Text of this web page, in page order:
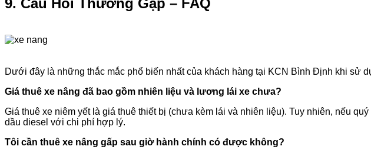
Dưới đây là những thắc mắc phổ biến nhất của khách hàng tại KCN Bình Định khi sử
Giá thuê xe nâng đã bao gồm nhiên liệu và lương lái xe chưa?
Giá thuê xe niêm yết là giá thuê thiết bị (chưa kèm lái và nhiên liệu). Tuy nhiên, nếu
dầu diesel với chi phí hợp lý.
Tôi cần thuê xe nâng gấp sau giờ hành chính có được không?